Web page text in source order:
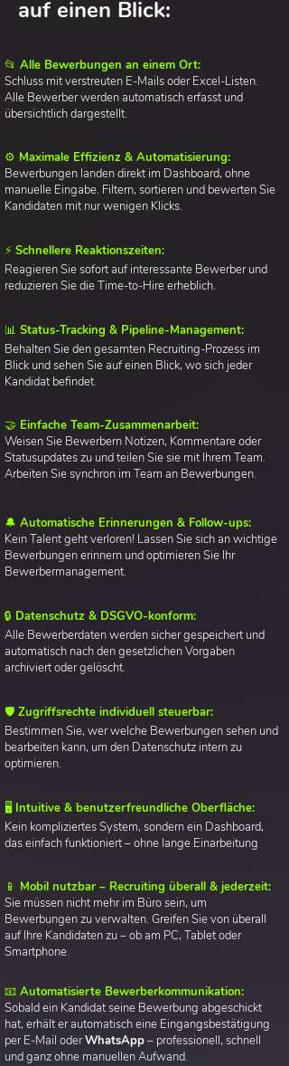
auf einen Blick:
📂 Alle Bewerbungen an einem Ort:
Schluss mit verstreuten E-Mails oder Excel-Listen.
Alle Bewerber werden automatisch erfasst und
übersichtlich dargestellt.
⚙️ Maximale Effizienz & Automatisierung:
Bewerbungen landen direkt im Dashboard, ohne
manuelle Eingabe. Filtern, sortieren und bewerten Sie
Kandidaten mit nur wenigen Klicks.
⚡ Schnellere Reaktionszeiten:
Reagieren Sie sofort auf interessante Bewerber und
reduzieren Sie die Time-to-Hire erheblich.
📊 Status-Tracking & Pipeline-Management:
Behalten Sie den gesamten Recruiting-Prozess im
Blick und sehen Sie auf einen Blick, wo sich jeder
Kandidat befindet.
🤝 Einfache Team-Zusammenarbeit:
Weisen Sie Bewerbern Notizen, Kommentare oder
Statusupdates zu und teilen Sie sie mit Ihrem Team.
Arbeiten Sie synchron im Team an Bewerbungen.
🔔 Automatische Erinnerungen & Follow-ups:
Kein Talent geht verloren! Lassen Sie sich an wichtige
Bewerbungen erinnern und optimieren Sie Ihr
Bewerbermanagement.
🔒 Datenschutz & DSGVO-konform:
Alle Bewerberdaten werden sicher gespeichert und
automatisch nach den gesetzlichen Vorgaben
archiviert oder gelöscht.
🛡️ Zugriffsrechte individuell steuerbar:
Bestimmen Sie, wer welche Bewerbungen sehen und
bearbeiten kann, um den Datenschutz intern zu
optimieren.
🖥️ Intuitive & benutzerfreundliche Oberfläche:
Kein kompliziertes System, sondern ein Dashboard,
das einfach funktioniert – ohne lange Einarbeitung
📱 Mobil nutzbar – Recruiting überall & jederzeit:
Sie müssen nicht mehr im Büro sein, um
Bewerbungen zu verwalten. Greifen Sie von überall
auf Ihre Kandidaten zu – ob am PC, Tablet oder
Smartphone.
📧 Automatisierte Bewerberkommunikation:
Sobald ein Kandidat seine Bewerbung abgeschickt
hat, erhält er automatisch eine Eingangsbestätigung
per E-Mail oderWhatsApp– professionell, schnell
und ganz ohne manuellen Aufwand.